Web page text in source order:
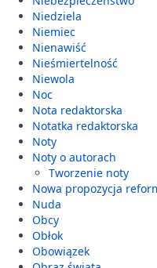
Niedziela
Niemiec
Nienawiść
Nieśmiertelność
Niewola
Noc
Nota redaktorska
Notatka redaktorska
Noty
Noty o autorach
Tworzenie noty
Nowa propozycja
Nuda
Obcy
Obłok
Obowiązek